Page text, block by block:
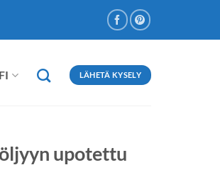
FI LÄHETÄ KYSELY
upotettu